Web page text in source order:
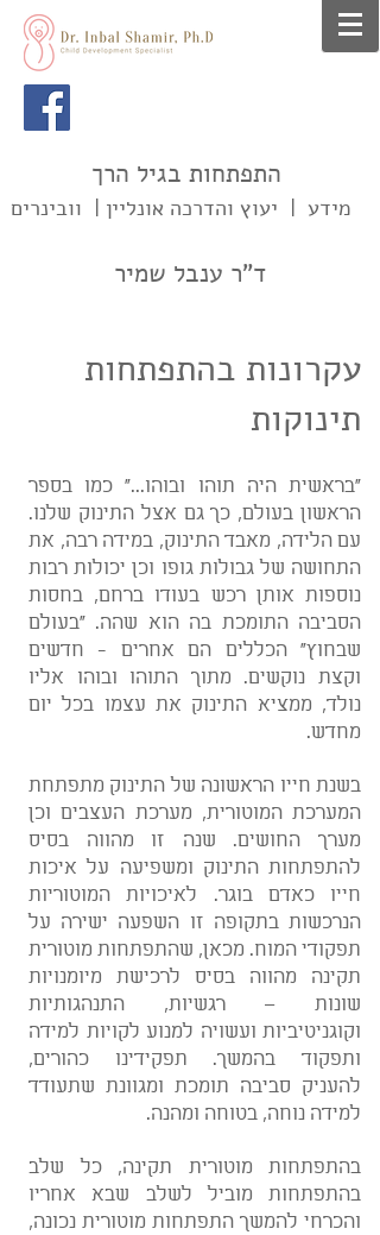
התפתחות בגיל הרך
מידע | יעוץ והדרכה אונליין | וובינרים
ד"ר ענבל שמיר
עקרונות בהתפתחות
תינוקות
"בראשית היה תוהו ובוהו..." כמו בספר
הראשון בעולם, כך גם אצל התינוק שלנו.
עם הלידה, מאבד התינוק, במידה רבה, את
התחושה של גבולות גופו וכן יכולות רבות
נוספות אותן רכש בעודו ברחם, בחסות
הסביבה התומכת בה הוא שהה. "בעולם
שבחוץ" הכללים הם אחרים - חדשים
וקצת נוקשים. מתוך התוהו ובוהו אליו
נולד, ממציא התינוק את עצמו בכל יום
מחדש.
בשנת חייו הראשונה של התינוק מתפתחת
המערכת המוטורית, מערכת העצבים וכן
מערך החושים. שנה זו מהווה בסיס
להתפתחות התינוק ומשפיעה על איכות
חייו כאדם בוגר. לאיכויות המוטוריות
הנרכשות בתקופה זו השפעה ישירה על
תפקודי המוח. מכאן, שהתפתחות מוטורית
תקינה מהווה בסיס לרכישת מיומנויות
שונות – רגשיות, התנהגותיות
וקוגניטיביות ועשויה למנוע לקויות למידה
ותפקוד בהמשך. תפקידינו כהורים,
להעניק סביבה תומכת ומגוונת שתעודד
למידה נוחה, בטוחה ומהנה.
בהתפתחות מוטורית תקינה, כל שלב
בהתפתחות מוביל לשלב שבא אחריו
והכרחי להמשך התפתחות מוטורית נכונה,